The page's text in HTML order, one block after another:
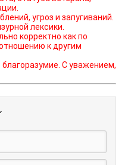
угроз и запугиваний.
лексики.
корректно как по
к другим
С уважением,